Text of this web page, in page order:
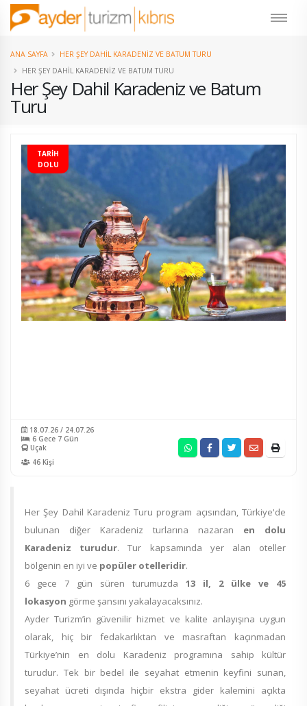
Her Şey Dahil Karadeniz ve Batum
Turu
ANA SAYFA
HER ŞEY DAHIL KARADENIZ VE BATUM TURU
HER ŞEY DAHIL KARADENIZ VE BATUM TURU
TARİH
DOLU
18.07.26 / 24.07.26
6 Gece 7 Gün
Uçak
46 Kişi
Her Şey Dahil Karadeniz Turu program açısından, Türkiye'de
bulunan diğer Karadeniz turlarına nazaran en dolu
Karadeniz turudur. Tur kapsamında yer alan oteller
bölgenin en iyi ve popüler otelleridir.
6 gece 7 gün süren turumuzda 13 il, 2 ülke ve 45
lokasyon görme şansını yakalayacaksınız.
Ayder Turizm’in güvenilir hizmet ve kalite anlayışına uygun
olarak, hiç bir fedakarlıktan ve masraftan kaçınmadan
Türkiye’nin en dolu Karadeniz programına sahip kültür
turudur. Tek bir bedel ile seyahat etmenin keyfini sunan,
seyahat ücreti dışında hiçbir ekstra gider kalemini açıkta